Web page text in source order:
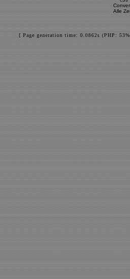
Alle
[ Page generation time: 0.0862s (PHP: